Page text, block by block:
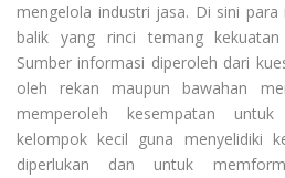
mengelola industri jasa. Di sini
balik yang rinci temang
Sumber informasi diperoleh dari
oleh rekan maupun bawahan
memperoleh kesempatan
kelompok kecil guna menyelidiki
diperlukan dan untuk